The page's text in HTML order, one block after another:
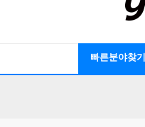
빠른분야찾기